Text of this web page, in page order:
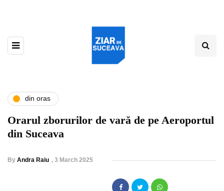
din oras
Orarul zborurilor de vară de pe Aeroportul
din Suceava
By Andra Raiu , 3 March 2025